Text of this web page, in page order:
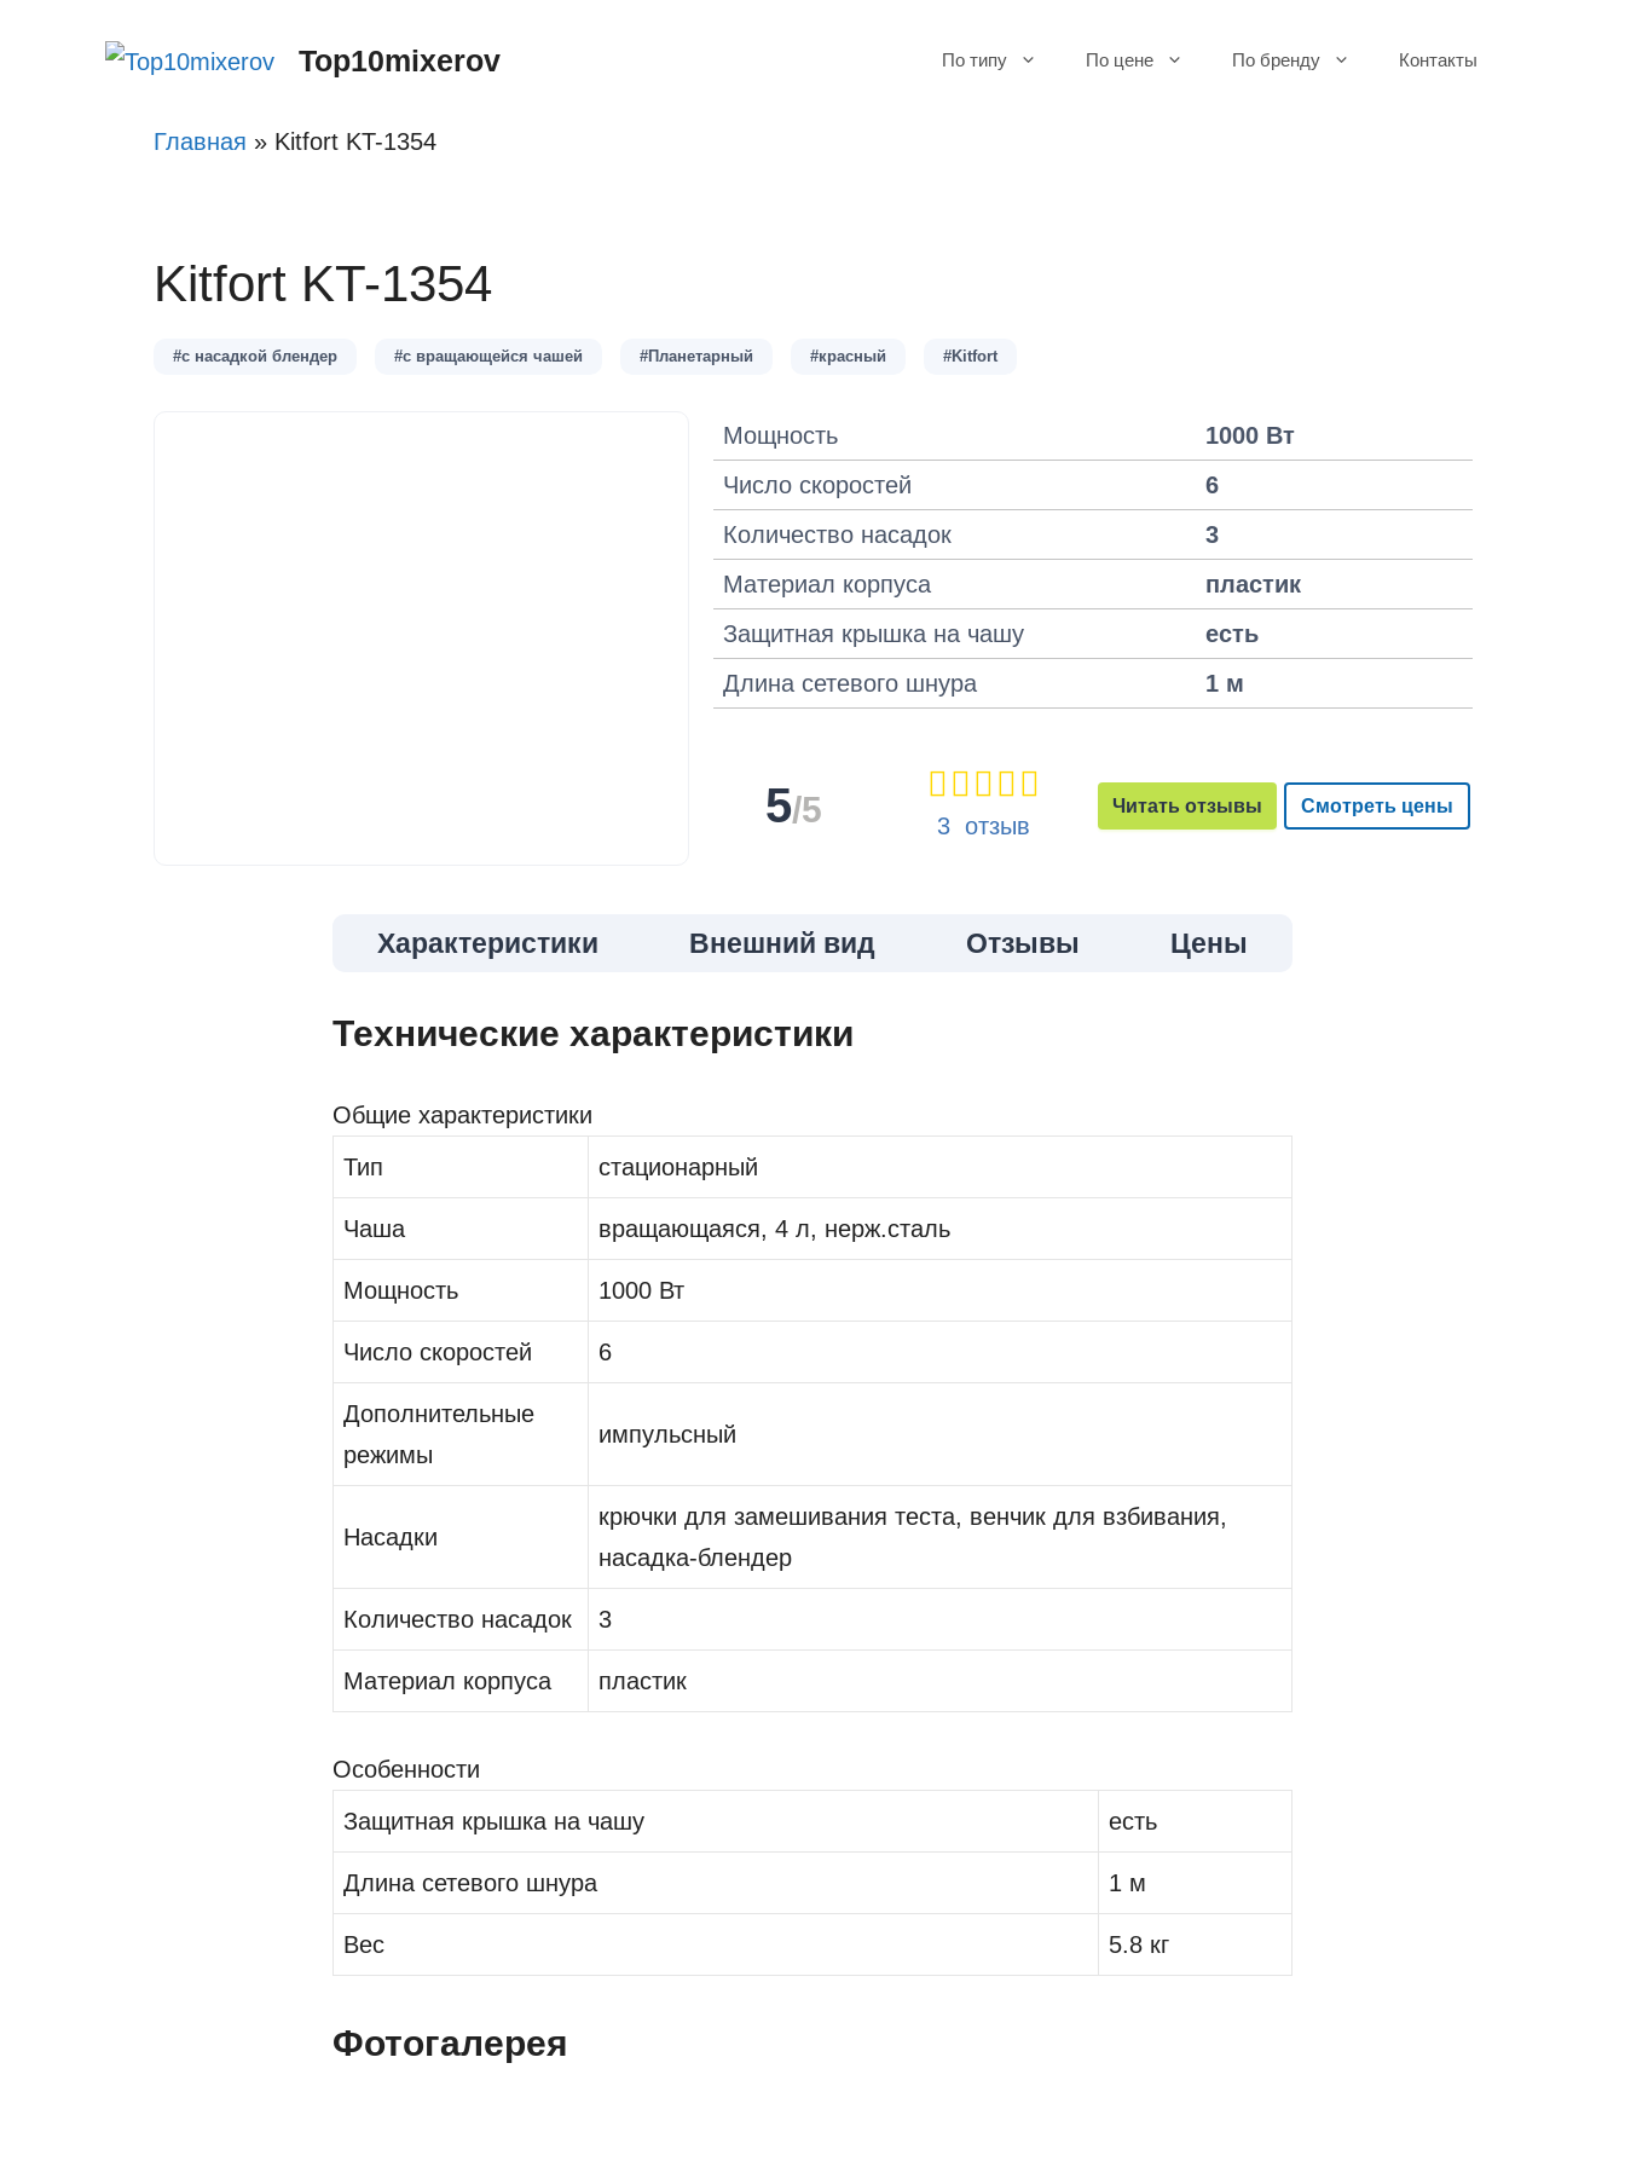
Top10mixerov По типу По цене По бренду Контакты
Главная » Kitfort KT-1354
Kitfort KT-1354
#с насадкой блендер #с вращающейся чашей #Планетарный #красный #Kitfort
Мощность
1000 Вт
Число скоростей
6
Количество насадок
3
Материал корпуса
пластик
Защитная крышка на чашу
есть
Длина сетевого шнура
1 м
5/5 3 отзыв
Читать отзывы Смотреть цены
Характеристики Внешний вид Отзывы Цены
Технические характеристики
Общие характеристики
Тип
стационарный
Чаша вращающаяся, 4 л, нерж.сталь
Мощность 1000 Вт
Число скоростей 6
Дополнительные
режимы
импульсный
Насадки
крючки для замешивания теста, венчик для взбивания,
насадка-блендер
Количество насадок 3
Материал корпуса пластик
Особенности
Защитная крышка на чашу
есть
Длина сетевого шнура 1 м
Вес 5.8 кг
Фотогалерея